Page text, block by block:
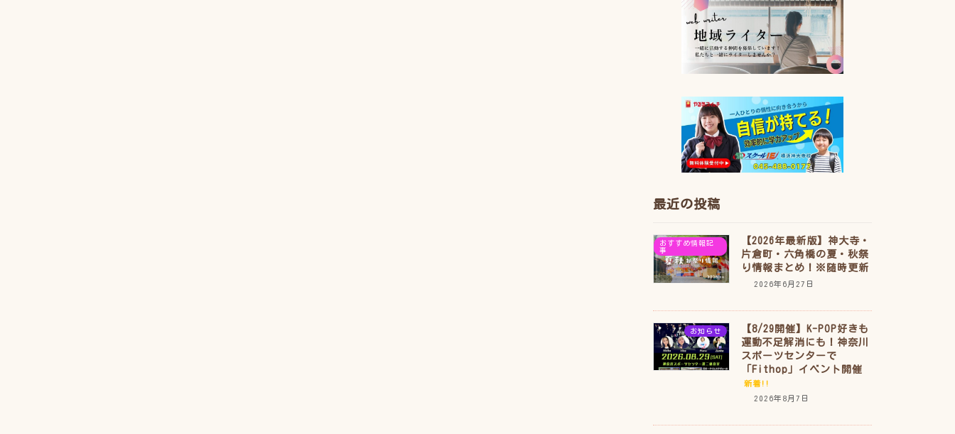
最近の投稿
おすすめ情報記
事
【2026年最新版】神大寺・
片倉町・六角橋の夏・秋祭
り情報まとめ！※随時更新
2026年6月27日
お知らせ
【8/29開催】K-POP好きも
運動不足解消にも！神奈川
スポーツセンターで
「Fithop」イベント開催
新着!!
2026年8月7日